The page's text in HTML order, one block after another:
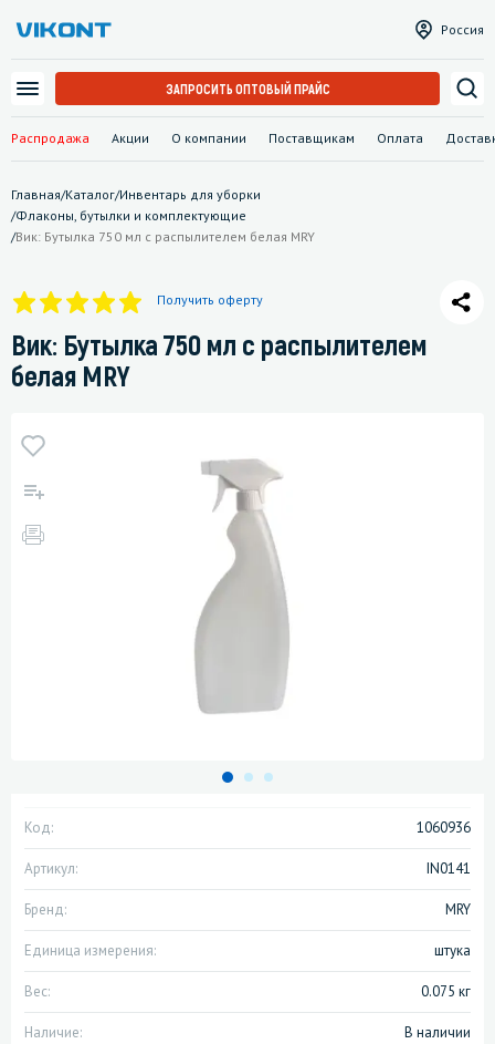
Распродажа Акции О компании Поставщикам Оплата
Россия
ЗАПРОСИТЬ ОПТОВЫЙ ПРАЙС
Главная/Каталог/Инвентарь для уборки
/Флаконы, бутылки и комплектующие
/Вик: Бутылка 750 мл с распылителем белая MRY
Получить оферту
Вик: Бутылка 750 мл с распылителем
белая MRY
Код: 1060936
Артикул: IN0141
Бренд: MRY
Единица измерения: штука
Вес: 0.075 кг
Наличие:
В наличии